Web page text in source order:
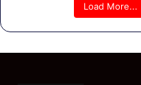
Load More...